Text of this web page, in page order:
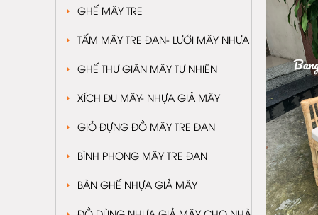
GHẾ MÂY TRE
TẤM MÂY TRE ĐAN- LƯỚI MÂY NHỰA
GHẾ THƯ GIÃN MÂY TỰ NHIÊN
XÍCH ĐU MÂY- NHỰA GIẢ MÂY
GIỎ ĐỰNG ĐỒ MÂY TRE ĐAN
BÌNH PHONG MÂY TRE ĐAN
BÀN GHẾ NHỰA GIẢ MÂY